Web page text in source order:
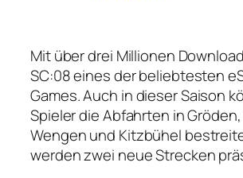
Mit über drei Millionen
SC:08 eines der beliebtesten
Games. Auch in dieser Saison
Spieler die Abfahrten in Gröden,
Wengen und Kitzbühel
werden zwei neue Strecken